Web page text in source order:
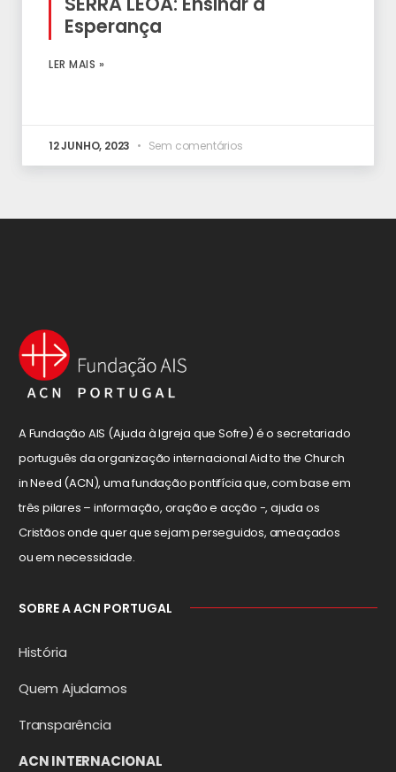
Esperança
LER MAIS »
12 JUNHO, 2023 Sem comentários
A Fundação AIS (Ajuda à Igreja que Sofre) é o secretariado
português da organização internacional Aid to the Church
in Need (ACN), uma fundação pontifícia que, com base em
três pilares – informação, oração e acção -, ajuda os
Cristãos onde quer que sejam perseguidos, ameaçados
ou em necessidade.
SOBRE A ACN PORTUGAL
História
Quem Ajudamos
Transparência
ACN INTERNACIONAL